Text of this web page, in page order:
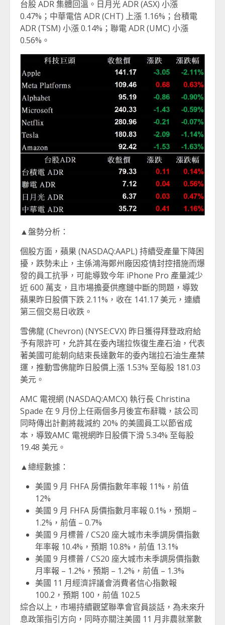
台股 ADR 集體回溫。日月光 ADR (ASX) 小漲
0.47%；中華電信 ADR (CHT) 上漲 1.16%；台積電
ADR (TSM) 小漲 0.14%；聯電 ADR (UMC) 小漲
0.56%。
▲盤勢分析：
個股方面，蘋果 (NASDAQ:AAPL) 持續受產量下降困
擾，跌勢未止，主係鴻海鄭州廠因疫情封控措施而爆
發的員工抗爭，可能導致今年 iPhone Pro 產量減少
近 600 萬支，且市場擔憂供應鏈中斷的問題，導致
蘋果昨日股價下跌 2.11%，收在 141.17 美元，連續
第三個交易日收跌。
雪佛龍 (Chevron) (NYSE:CVX) 昨日獲得拜登政府給
予有限許可，允許其在委內瑞拉恢復生產石油，代表
著美國可能朝向結束長達數年的委內瑞拉石油生產禁
運，推動雪佛龍昨日股價上漲 1.53% 至每股 181.03
美元。
AMC 電視網 (NASDAQ:AMCX) 執行長 Christina
Spade 在 9 月份上任兩個多月後宣布辭職，該公司
同時傳出計劃將裁減約 20% 的美國員工以節省成
本，導致AMC 電視網昨日股價下滑 5.34% 至每股
19.48 美元。
▲總經數據：
美國 9 月 FHFA 房價指數年率報 11%，前值
12%
美國 9 月 FHFA 房價指數月率報 0.1%，預期 –
1.2%，前值 – 0.7%
美國 9 月標普 / CS20 座大城市未季調房價指數
年率報 10.4%，預期 10.8%，前值 13.1%
美國 9 月標普 / CS20 座大城市未季調房價指數
月率報 – 1.2%，預期 – 1.2%，前值 – 1.3%
美國 11 月經濟評議會消費者信心指數報
100.2，預期 100，前值 102.5
綜合以上，市場持續觀望聯準會官員談話，為未來升
息政策指引方向，同時亦關注美國 11 月非農就業數